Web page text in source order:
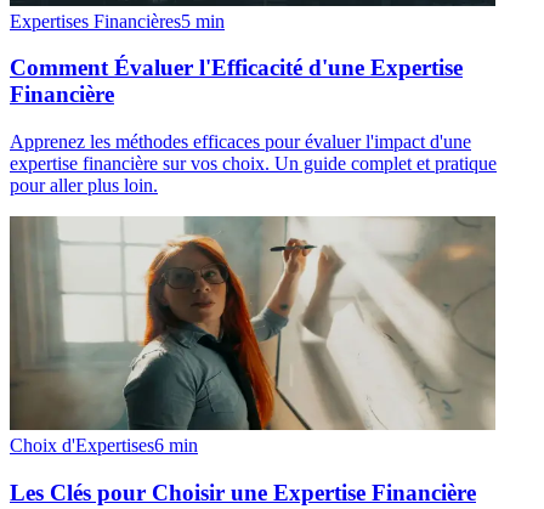
Expertises Financières5 min
Comment Évaluer l'Efficacité d'une Expertise
Financière
Apprenez les méthodes efficaces pour évaluer l'impact d'une
expertise financière sur vos choix. Un guide complet et pratique
pour aller plus loin.
Choix d'Expertises6 min
Les Clés pour Choisir une Expertise Financière